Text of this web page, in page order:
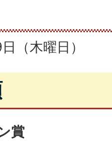
（木曜日）
賞